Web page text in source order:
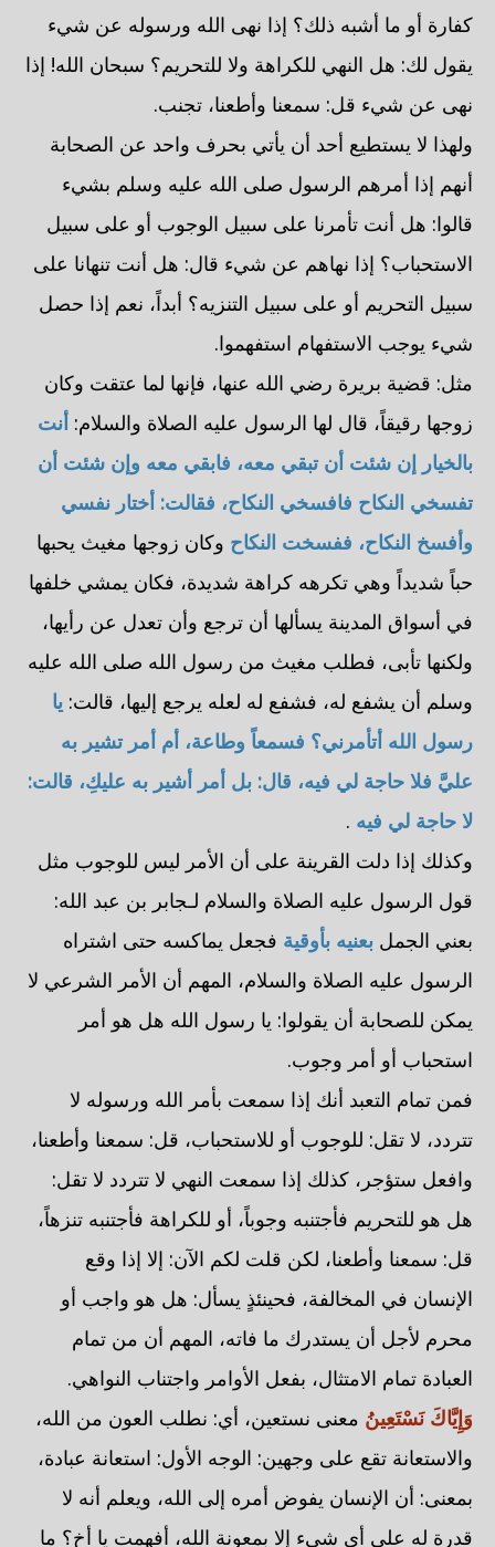
كفارة أو ما أشبه ذلك؟ إذا نهى الله ورسوله عن شيء
يقول لك: هل النهي للكراهة ولا للتحريم؟ سبحان الله! إذا
نهى عن شيء قل: سمعنا وأطعنا، تجنب.
ولهذا لا يستطيع أحد أن يأتي بحرف واحد عن الصحابة
أنهم إذا أمرهم الرسول صلى الله عليه وسلم بشيء
قالوا: هل أنت تأمرنا على سبيل الوجوب أو على سبيل
الاستحباب؟ إذا نهاهم عن شيء قال: هل أنت تنهانا على
سبيل التحريم أو على سبيل التنزيه؟ أبداً، نعم إذا حصل
شيء يوجب الاستفهام استفهموا.
مثل: قضية بريرة رضي الله عنها، فإنها لما عتقت وكان
زوجها رقيقاً، قال لها الرسول عليه الصلاة والسلام: أنت
بالخيار إن شئت أن تبقي معه، فابقي معه وإن شئت أن
تفسخي النكاح فافسخي النكاح، فقالت: أختار نفسي
وأفسخ النكاح، ففسخت النكاح وكان زوجها مغيث يحبها
حباً شديداً وهي تكرهه كراهة شديدة، فكان يمشي خلفها
في أسواق المدينة يسألها أن ترجع وأن تعدل عن رأيها،
ولكنها تأبى، فطلب مغيث من رسول الله صلى الله عليه
وسلم أن يشفع له، فشفع له لعله يرجع إليها، قالت: يا
رسول الله أتأمرني؟ فسمعاً وطاعة، أم أمر تشير به
عليَّ فلا حاجة لي فيه، قال: بل أمر أشير به عليكِ، قالت:
لا حاجة لي فيه .
وكذلك إذا دلت القرينة على أن الأمر ليس للوجوب مثل
قول الرسول عليه الصلاة والسلام لـجابر بن عبد الله:
بعني الجمل بعنيه بأوقية فجعل يماكسه حتى اشتراه
الرسول عليه الصلاة والسلام، المهم أن الأمر الشرعي لا
يمكن للصحابة أن يقولوا: يا رسول الله هل هو أمر
استحباب أو أمر وجوب.
فمن تمام التعبد أنك إذا سمعت بأمر الله ورسوله لا
تتردد، لا تقل: للوجوب أو للاستحباب، قل: سمعنا وأطعنا،
وافعل ستؤجر، كذلك إذا سمعت النهي لا تتردد لا تقل:
هل هو للتحريم فأجتنبه وجوباً، أو للكراهة فأجتنبه تنزهاً،
قل: سمعنا وأطعنا، لكن قلت لكم الآن: إلا إذا وقع
الإنسان في المخالفة، فحينئذٍ يسأل: هل هو واجب أو
محرم لأجل أن يستدرك ما فاته، المهم أن من تمام
العبادة تمام الامتثال، بفعل الأوامر واجتناب النواهي.
وَإِيَّاكَ نَسْتَعِينُ معنى نستعين، أي: نطلب العون من الله،
والاستعانة تقع على وجهين: الوجه الأول: استعانة عبادة،
بمعنى: أن الإنسان يفوض أمره إلى الله، ويعلم أنه لا
قدرة له على أي شيء إلا بمعونة الله، أفهمت يا أخ؟ ما